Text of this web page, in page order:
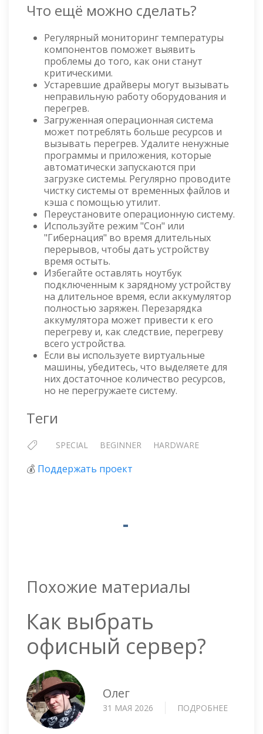
Что ещё можно сделать?
Регулярный мониторинг температуры
компонентов поможет выявить
проблемы до того, как они станут
критическими.
Устаревшие драйверы могут вызывать
неправильную работу оборудования и
перегрев.
Загруженная операционная система
может потреблять больше ресурсов и
вызывать перегрев. Удалите ненужные
программы и приложения, которые
автоматически запускаются при
загрузке системы. Регулярно проводите
чистку системы от временных файлов и
кэша с помощью утилит.
Переустановите операционную систему.
Используйте режим "Сон" или
"Гибернация" во время длительных
перерывов, чтобы дать устройству
время остыть.
Избегайте оставлять ноутбук
подключенным к зарядному устройству
на длительное время, если аккумулятор
полностью заряжен. Перезарядка
аккумулятора может привести к его
перегреву и, как следствие, перегреву
всего устройства.
Если вы используете виртуальные
машины, убедитесь, что выделяете для
них достаточное количество ресурсов,
но не перегружаете систему.
Теги
SPECIAL BEGINNER HARDWARE
💰 Поддержать проект
Похожие материалы
Как выбрать
офисный сервер?
Олег
31 МАЯ 2026 ПОДРОБНЕЕ